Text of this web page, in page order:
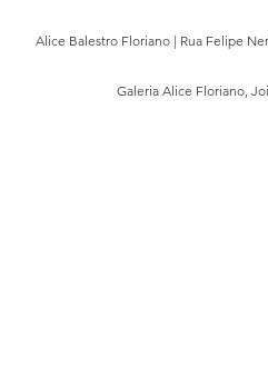
Alice Balestro Floriano | Rua Felipe
Galeria Alice Floriano,